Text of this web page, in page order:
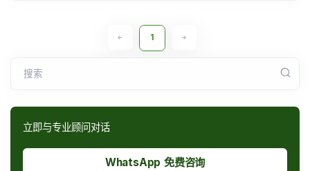
1
搜索
立即与专业顾问对话
WhatsApp 免费咨询